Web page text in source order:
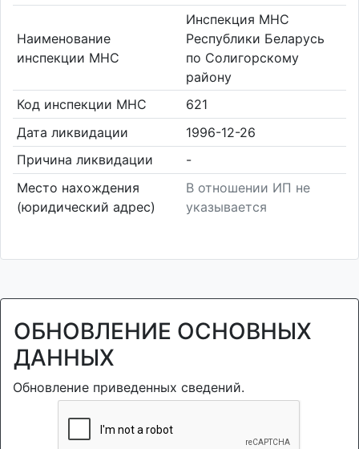
Наименование
инспекции МНС
Инспекция МНС
Республики Беларусь
по Солигорскому
району
Код инспекции МНС
621
Дата ликвидации
1996-12-26
Причина ликвидации
-
Место нахождения
(юридический адрес)
В отношении ИП не
указывается
ОБНОВЛЕНИЕ ОСНОВНЫХ
ДАННЫХ
Обновление приведенных сведений.